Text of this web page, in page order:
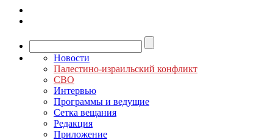
Новости
Палестино-израильский конфликт
СВО
Интервью
Программы и ведущие
Сетка вещания
Редакция
Приложение